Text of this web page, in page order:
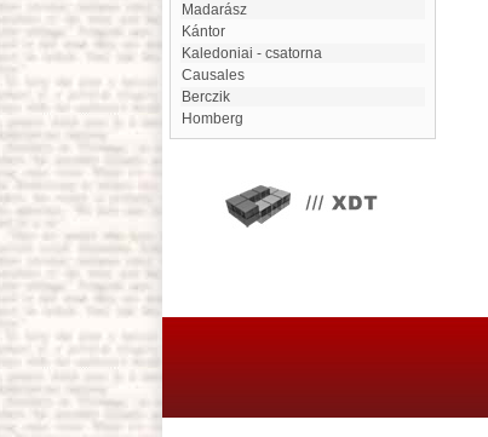
Madarász
Kántor
Kaledoniai - csatorna
Causales
Berczik
Homberg